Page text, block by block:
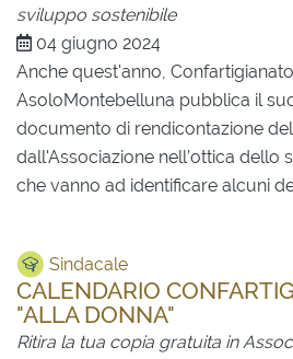
sviluppo sostenibile
04 giugno 2024
Anche quest'anno,
AsoloMontebelluna pubblica il
documento di rendicontazione
dall'Associazione nell’ottica dello
che vanno ad identificare alcuni
Sindacale
CALENDARIO
"ALLA DONNA"
Ritira la tua copia gratuita in